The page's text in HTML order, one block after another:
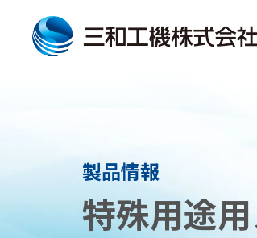
製品情報
特殊用途